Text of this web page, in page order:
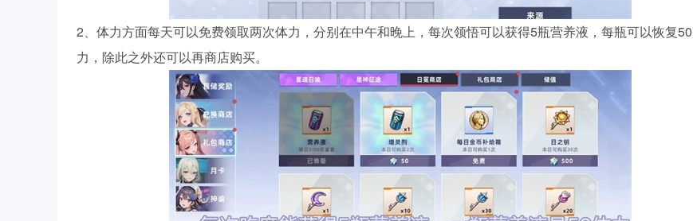
2、体力方面每天可以免费领取两次体力，分别在中午和晚上，每次领悟可以获得5瓶营养液，每瓶可以恢复
力，除此之外还可以再商店购买。